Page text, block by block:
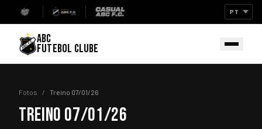
ABC
FUTEBOL CLUBE
Fotos / Treino 07/01/26
TREINO 07/01/26